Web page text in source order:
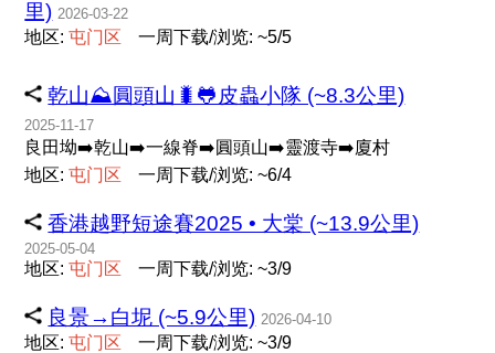
里) 2026-03-22
地区:屯门 区 一周下载/浏览: ~5/5
乾山⛰️圓頭山🐛🐸皮蟲小隊 (~8.3公里)
2025-11-17
良田坳➡️乾山➡️一線脊➡️圓頭山➡️靈渡寺➡️廈村
地区:屯门 区 一周下载/浏览: ~6/4
香港越野短途賽2025 • 大棠 (~13.9公里)
2025-05-04
地区:屯门 区 一周下载/浏览: ~3/9
良景→白坭 (~5.9公里) 2026-04-10
地区:屯门 区 一周下载/浏览: ~3/9